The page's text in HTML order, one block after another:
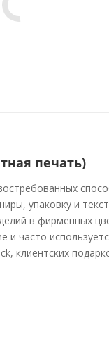
печать)
упаковку и
в фирменных
и часто
клиентских